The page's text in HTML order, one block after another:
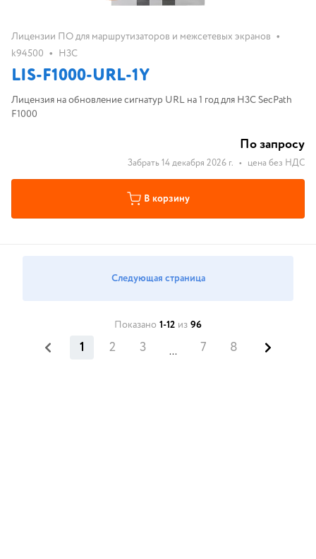
Лицензии ПО для маршрутизаторов и межсетевых экранов •
k94500 • H3C
LIS-F1000-URL-1Y
Лицензия на обновление сигнатур URL на 1 год для H3C SecPath
F1000
По запросу
Забрать 14 декабря 2026 г. • цена без НДС
В корзину
Следующая страница
Показано 1-12 из 96
1 2 3 ... 7 8